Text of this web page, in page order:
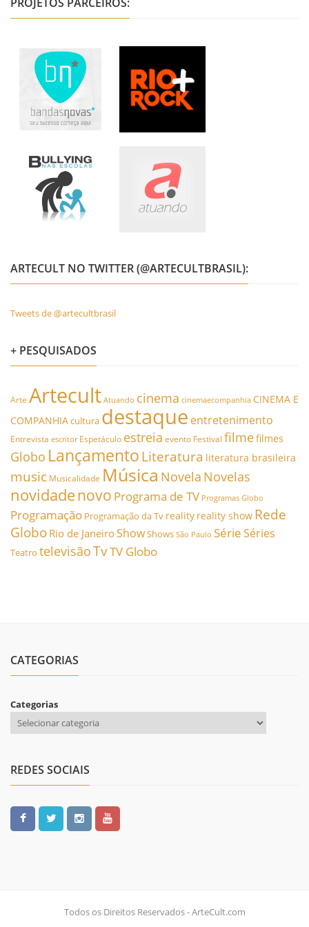
ARTECULT NO TWITTER (@ARTECULTBRASIL):
Tweets de @artecultbrasil
+ PESQUISADOS
Arte Artecult Atuando cinema cinemaecompanhia CINEMA E
COMPANHIAcultura destaque entretenimento
Entrevista escritor Espetáculo estreia evento Festival filmefilmes
Globo Lançamento Literatura literatura brasileira
music Musicalidade Música Novela Novelas
novidadenovo Programa de TV Programas Globo
Programação Programação da Tv reality reality show Rede
Globo Rio de JaneiroShowShows São Paulo SérieSéries
Teatro televisãoTvTV Globo
CATEGORIAS
Categorias
REDES SOCIAIS
Todos os Direitos Reservados - ArteCult.com